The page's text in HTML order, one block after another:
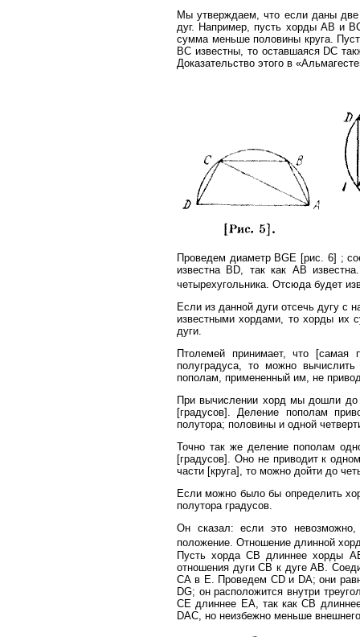
Мы утверждаем, что если даны
дуг. Например, пусть хорды АВ и
сумма меньше половины круга.
ВС известны, то оставшаяся DC
Доказательство этого в
Проведем диаметр BGE [рис. 6] ;
известна BD, так как АВ
четырехугольника. Отсюда будет
Если из данной дуги отсечь дугу с
известными хордами, то хорды их
дуги.
Птолемей принимает, что [самая
полуградуса, то можно
пополам, примененный им, не
При вычислении хорд мы дошли до
[градусов]. Деление пополам
полутора; половины и одной
Точно так же деление пополам
[градусов]. Оно не приводит к
части [круга], то можно дойти до
Если можно было бы определить
полутора градусов.
Он сказал: если это
положение. Отношение длинной
Пусть хорда СВ длиннее хорды
отношения дуги СВ к дуге АВ.
СА в Е. Проведем CD и DА; они
DG; он расположится внутри
СЕ длиннее ΕА, так как СВ
DAC, но неизбежно меньше